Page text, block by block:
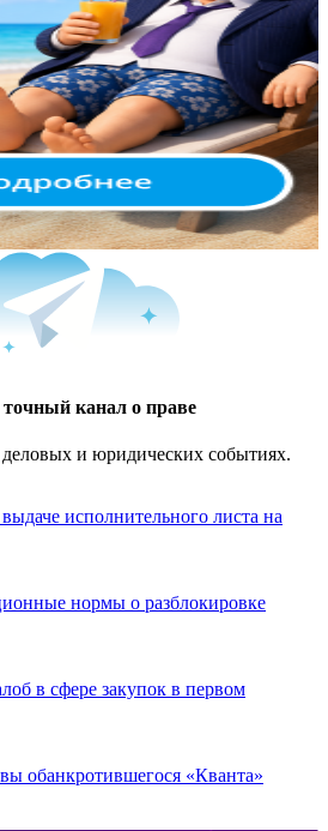
канал о праве
и юридических событиях.
исполнительного листа на
нормы о разблокировке
в сфере закупок в первом
обанкротившегося «Кванта»